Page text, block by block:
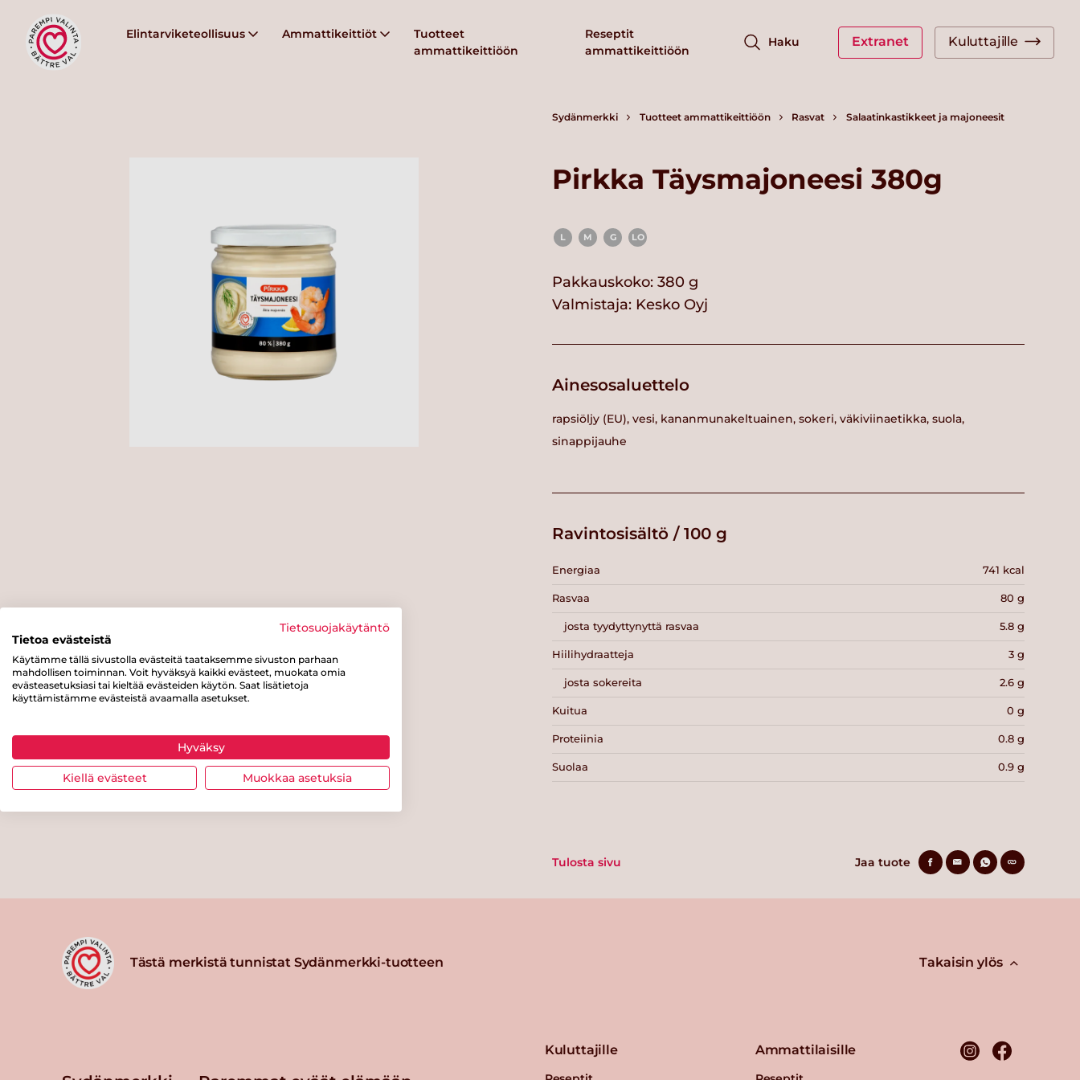
Elintarviketeollisuus Ammattikeittiöt
Tuotteet
ammattikeittiöön
Reseptit
ammattikeittiöön
Haku Extranet Kuluttajille
Sydänmerkki Tuotteet ammattikeittiöön Rasvat Salaatinkastikkeet ja majoneesit
Pirkka Täysmajoneesi 380g
L M G LO
Pakkauskoko: 380 g
Valmistaja: Kesko Oyj
Ainesosaluettelo
rapsiöljy (EU), vesi, kananmunakeltuainen, sokeri, väkiviinaetikka, suola,
sinappijauhe
Ravintosisältö / 100 g
Energiaa 741 kcal
Rasvaa 80 g
josta tyydyttynyttä rasvaa 5.8 g
Hiilihydraatteja 3 g
josta sokereita 2.6 g
Kuitua 0 g
Proteiinia 0.8 g
Suolaa 0.9 g
Tulosta sivu Jaa tuote
Tästä merkistä tunnistat Sydänmerkki-tuotteen Takaisin ylös
Kuluttajille Ammattilaisille
Tietosuojakäytäntö
Tietoa evästeistä
Käytämme tällä sivustolla evästeitä taataksemme sivuston parhaan
mahdollisen toiminnan. Voit hyväksyä kaikki evästeet, muokata omia
evästeasetuksiasi tai kieltää evästeiden käytön. Saat lisätietoja
käyttämistämme evästeistä avaamalla asetukset.
Hyväksy
Kiellä evästeet Muokkaa asetuksia